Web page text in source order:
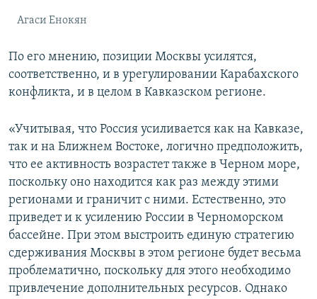
Агаси Енокян
По его мнению, позиции Москвы усилятся,
соответственно, и в урегулировании Карабахского
конфликта, и в целом в Кавказском регионе.
«Учитывая, что Россия усиливается как на Кавказе,
так и на Ближнем Востоке, логично предположить,
что ее активность возрастет также в Черном море,
поскольку оно находится как раз между этими
регионами и граничит с ними. Естественно, это
приведет и к усилению России в Черноморском
бассейне. При этом выстроить единую стратегию
сдерживания Москвы в этом регионе будет весьма
проблематично, поскольку для этого необходимо
привлечение дополнительных ресурсов. Однако